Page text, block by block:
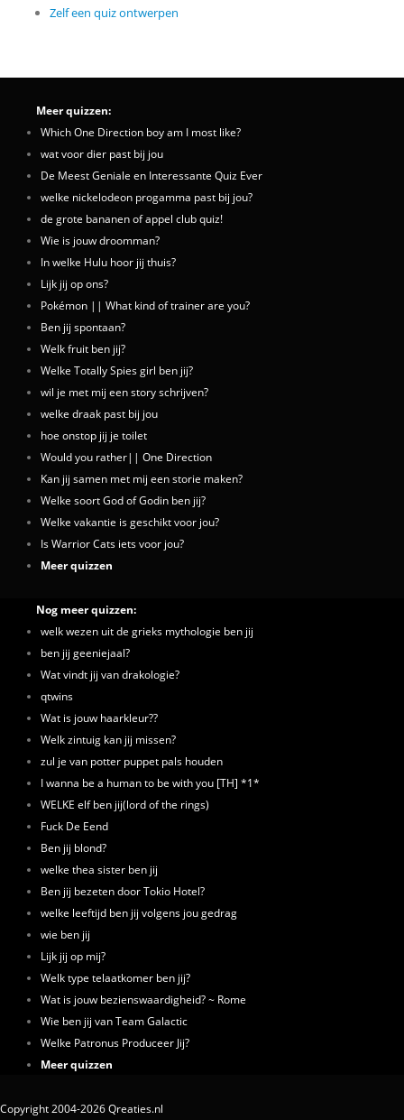
Zelf een quiz ontwerpen
Meer quizzen:
Which One Direction boy am I most like?
wat voor dier past bij jou
De Meest Geniale en Interessante Quiz Ever
welke nickelodeon progamma past bij jou?
de grote bananen of appel club quiz!
Wie is jouw droomman?
In welke Hulu hoor jij thuis?
Lijk jij op ons?
Pokémon || What kind of trainer are you?
Ben jij spontaan?
Welk fruit ben jij?
Welke Totally Spies girl ben jij?
wil je met mij een story schrijven?
welke draak past bij jou
hoe onstop jij je toilet
Would you rather|| One Direction
Kan jij samen met mij een storie maken?
Welke soort God of Godin ben jij?
Welke vakantie is geschikt voor jou?
Is Warrior Cats iets voor jou?
Meer quizzen
Nog meer quizzen:
welk wezen uit de grieks mythologie ben jij
ben jij geeniejaal?
Wat vindt jij van drakologie?
qtwins
Wat is jouw haarkleur??
Welk zintuig kan jij missen?
zul je van potter puppet pals houden
I wanna be a human to be with you [TH] *1*
WELKE elf ben jij(lord of the rings)
Fuck De Eend
Ben jij blond?
welke thea sister ben jij
Ben jij bezeten door Tokio Hotel?
welke leeftijd ben jij volgens jou gedrag
wie ben jij
Lijk jij op mij?
Welk type telaatkomer ben jij?
Wat is jouw bezienswaardigheid? ~ Rome
Wie ben jij van Team Galactic
Welke Patronus Produceer Jij?
Meer quizzen
Copyright 2004-2026 Qreaties.nl